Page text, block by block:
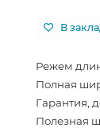
В
Режем
Полная
Гарантия,
Полезная